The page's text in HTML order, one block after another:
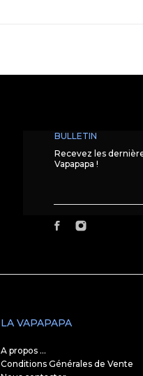
BULLETIN
Recevez les
Vapapapa !
LA VAPAPAPA
A propos ...
Conditions Générales de Vente